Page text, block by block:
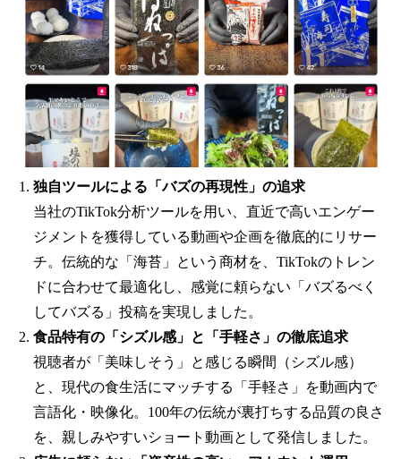
独自ツールによる「バズの再現性」の追求
当社のTikTok分析ツールを用い、直近で高いエンゲー
ジメントを獲得している動画や企画を徹底的にリサー
チ。伝統的な「海苔」という商材を、TikTokのトレン
ドに合わせて最適化し、感覚に頼らない「バズるべく
してバズる」投稿を実現しました。
食品特有の「シズル感」と「手軽さ」の徹底追求
視聴者が「美味しそう」と感じる瞬間（シズル感）
と、現代の食生活にマッチする「手軽さ」を動画内で
言語化・映像化。100年の伝統が裏打ちする品質の良さ
を、親しみやすいショート動画として発信しました。